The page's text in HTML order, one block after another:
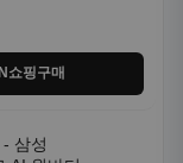
N쇼핑구매
삼성